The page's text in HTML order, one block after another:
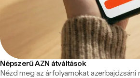
Népszerű AZN átváltások
Nézd meg az árfolyamokat azerbajdzsáni